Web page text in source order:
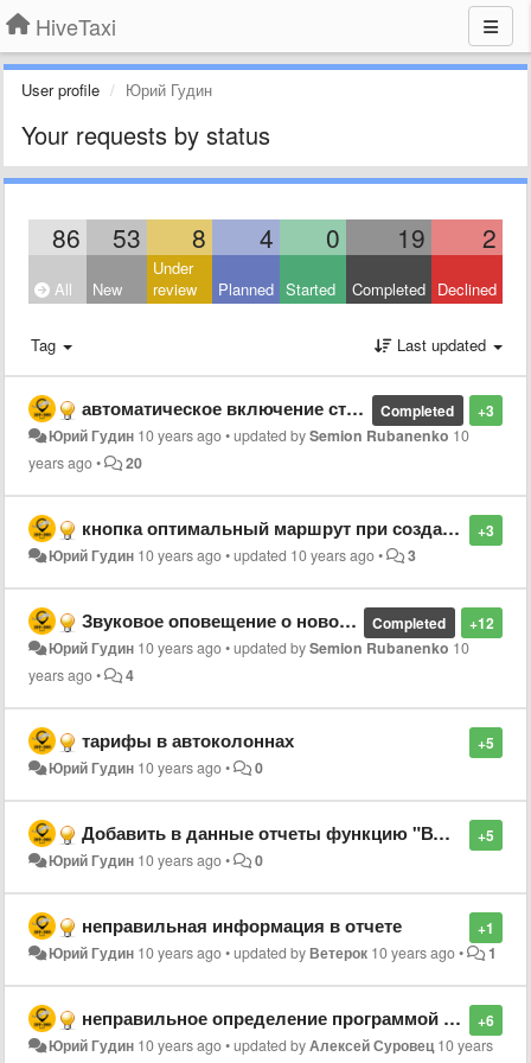
HiveTaxi
User profile Юрий Гудин
Your requests by status
86 53 8 4 0 19 2
All New
Under
review
Planned Started Completed Declined
Tag Last updated
+3
Completed
автоматическое включение статуса работаю
Юрий Гудин 10 years ago•updated bySemion Rubanenko 10
years ago• 20
+3
кнопка оптимальный маршрут при создании заказа
Юрий Гудин 10 years ago•updated 10 years ago• 3
+12
Completed
Звуковое оповещение о новом заказе. Водительское приложение.
Юрий Гудин 10 years ago•updated bySemion Rubanenko 10
years ago• 4
+5
тарифы в автоколоннах
Юрий Гудин 10 years ago• 0
+5
Добавить в данные отчеты функцию "ВСЕ АВТОКОЛОННЫ"
Юрий Гудин 10 years ago• 0
+1
неправильная информация в отчете
Юрий Гудин 10 years ago•updated byВетерок 10 years ago• 1
+6
неправильное определение программой времени подачи авто
Юрий Гудин 10 years ago•updated byАлексей Суровец10 years